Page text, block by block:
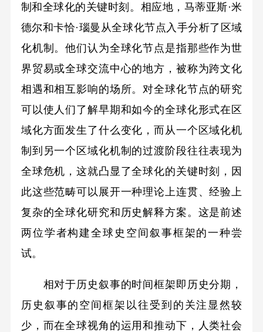
制和全球化的关键时刻。相应地，马蒂亚斯·米
德尔和卡恰·瑙曼从全球化节点入手分析了区域
化机制。他们认为全球化节点是指那些作为世
界贸易或全球交流中心的地方，被称为跨文化
相遇和相互影响的场所。对全球化节点的研究
可以使人们了解早期和如今的全球化形式在区
域化方面发生了什么变化，而从一个区域化机
制到另一个区域化机制的过渡阶段往往表现为
全球危机，这就凸显了全球化的关键时刻，因
此这些范畴可以展开一种理论上连贯、经验上
复杂的全球化研究和历史解释方案。这是前述
两位学者构建全球史空间叙事框架的一种尝
试。
相对于历史叙事的时间框架即历史分期，
历史叙事的空间框架以往受到的关注显然较
少，而在全球视角的运用和推动下，人类社会